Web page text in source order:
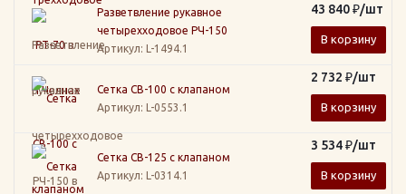
Разветвление рукавное
четырехходовое РЧ-150
Артикул: L-1494.1
43 840₽/шт
В корзину
Сетка СВ-100 с клапаном
Артикул: L-0553.1
2 732 ₽/шт
В корзину
Сетка СВ-125 с клапаном
Артикул: L-0314.1
3 534₽/шт
В корзину